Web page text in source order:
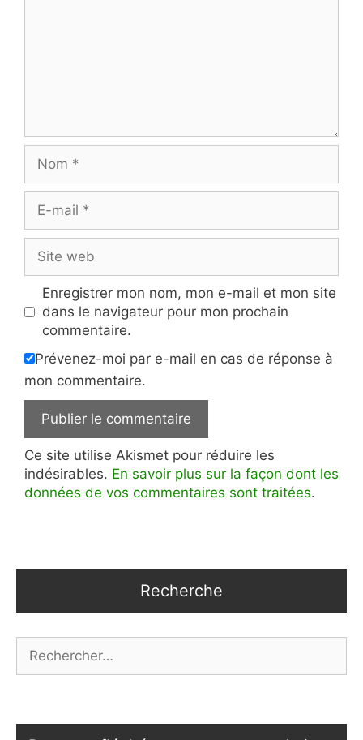
mail
web
Enregistrer mon nom, mon e-mail et mon site
dans le navigateur pour mon prochain
commentaire.
Prévenez-moi par e-mail en cas de réponse à
mon commentaire.
Ce site utilise Akismet pour réduire les
indésirables. En savoir plus sur la façon dont les
données de vos commentaires sont traitées.
Recherche